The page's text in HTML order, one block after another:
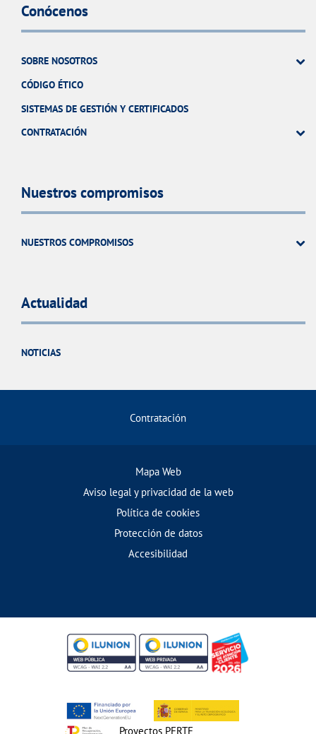
Conócenos
SOBRE NOSOTROS
CÓDIGO ÉTICO
SISTEMAS DE GESTIÓN Y CERTIFICADOS
CONTRATACIÓN
Nuestros compromisos
NUESTROS COMPROMISOS
Actualidad
NOTICIAS
Contratación
Mapa Web
Aviso legal y privacidad de la web
Política de cookies
Protección de datos
Accesibilidad
Proyectos PERTE